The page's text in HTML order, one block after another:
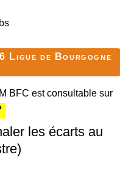
Ligue de Bourgogne
BFC est consultable sur
les écarts au